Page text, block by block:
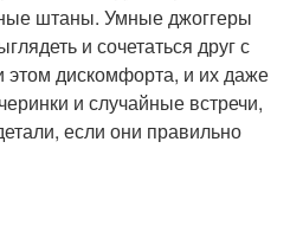
штаны. Умные джоггеры
и сочетаться друг с
дискомфорта, и их даже
и случайные встречи,
если они правильно